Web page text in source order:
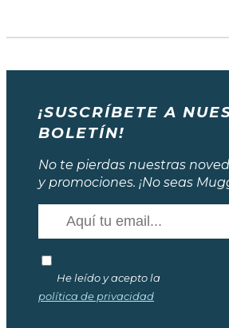
¡SUSCRÍBETE A
BOLETÍN!
No te pierdas nuestras
y promociones. ¡No seas
He leído y acepto la
política de privacidad